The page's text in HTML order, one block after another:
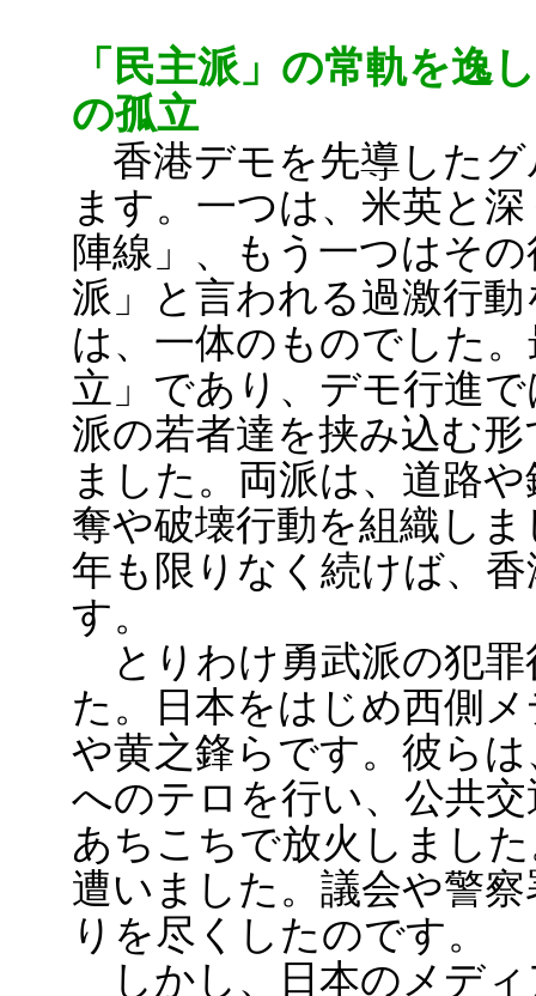
「民主派」の常軌を逸
の孤立
香港デモを先導したグ
ます。一つは、米英と
陣線」、もう一つはそ
派」と言われる過激行
は、一体のものでした
立」であり、デモ行進
派の若者達を挟み込む
ました。両派は、道路
奪や破壊行動を組織し
年も限りなく続けば、
す。
とりわけ勇武派の犯罪
た。日本をはじめ西側
や黄之鋒らです。彼ら
へのテロを行い、公共
あちこちで放火しまし
遭いました。議会や警
りを尽くしたのです。
しかし、日本のメディ